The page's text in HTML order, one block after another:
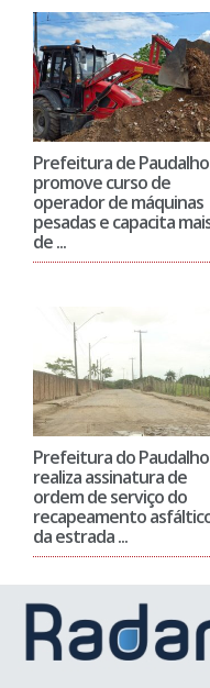
Prefeitura de Paudalho
promove curso de
operador de máquinas
pesadas e capacita
de ...
Prefeitura do Paudalho
realiza assinatura de
ordem de serviço do
recapeamento
da estrada ...
FIQUE